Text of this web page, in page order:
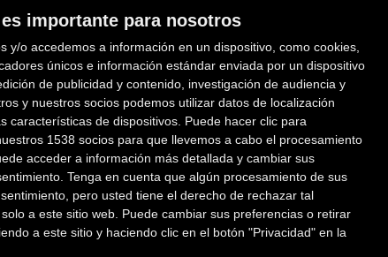
importante para nosotros
y/o accedemos a información en un dispositivo, como cookies,
únicos e información estándar enviada por un dispositivo
de publicidad y contenido, investigación de audiencia y
y nuestros socios podemos utilizar datos de localización
características de dispositivos. Puede hacer clic para
1538 socios para que llevemos a cabo el procesamiento
acceder a información más detallada y cambiar sus
Tenga en cuenta que algún procesamiento de sus
pero usted tiene el derecho de rechazar tal
a este sitio web. Puede cambiar sus preferencias o retirar
a este sitio y haciendo clic en el botón "Privacidad" en la
deportivo de Fontajau. En las zonas cercanas al
transfer desde los aparcamientos al festival.
en bicicleta hasta el festival.
evento
GIRONA-COSTA BRAVA 2022
09/2022al25/09/2022
para marcas de bicicleta, más destinaciones turísticas y